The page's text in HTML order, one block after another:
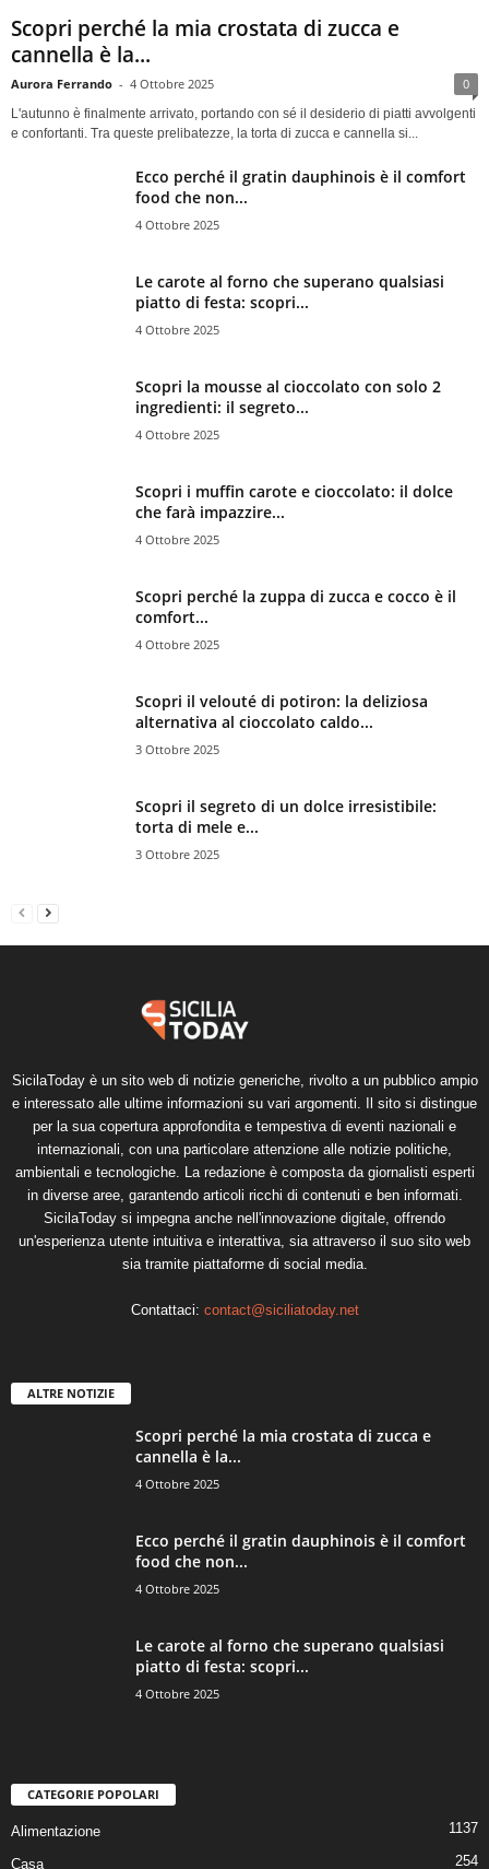
Scopri perché la mia crostata di zucca e
cannella è la...
Aurora Ferrando - 4 Ottobre 2025 0
L'autunno è finalmente arrivato, portando con sé il desiderio di piatti avvolgenti
e confortanti. Tra queste prelibatezze, la torta di zucca e cannella si...
Ecco perché il gratin dauphinois è il comfort
food che non...
4 Ottobre 2025
Le carote al forno che superano qualsiasi
piatto di festa: scopri...
4 Ottobre 2025
Scopri la mousse al cioccolato con solo 2
ingredienti: il segreto...
4 Ottobre 2025
Scopri i muffin carote e cioccolato: il dolce
che farà impazzire...
4 Ottobre 2025
Scopri perché la zuppa di zucca e cocco è il
comfort...
4 Ottobre 2025
Scopri il velouté di potiron: la deliziosa
alternativa al cioccolato caldo...
3 Ottobre 2025
Scopri il segreto di un dolce irresistibile:
torta di mele e...
3 Ottobre 2025
SicilaToday è un sito web di notizie generiche, rivolto a un pubblico ampio
e interessato alle ultime informazioni su vari argomenti. Il sito si distingue
per la sua copertura approfondita e tempestiva di eventi nazionali e
internazionali, con una particolare attenzione alle notizie politiche,
ambientali e tecnologiche. La redazione è composta da giornalisti esperti
in diverse aree, garantendo articoli ricchi di contenuti e ben informati.
SicilaToday si impegna anche nell'innovazione digitale, offrendo
un'esperienza utente intuitiva e interattiva, sia attraverso il suo sito web
sia tramite piattaforme di social media.
Contattaci: contact@siciliatoday.net
ALTRE NOTIZIE
Scopri perché la mia crostata di zucca e
cannella è la...
4 Ottobre 2025
Ecco perché il gratin dauphinois è il comfort
food che non...
4 Ottobre 2025
Le carote al forno che superano qualsiasi
piatto di festa: scopri...
4 Ottobre 2025
CATEGORIE POPOLARI
Alimentazione 1137
Casa 254